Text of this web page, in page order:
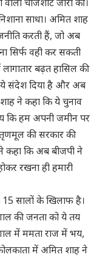
साधा। अमित शाह
करती हैं, जो अब
सिर्फ वही कर सकती
बढ़त हासिल की
ये संदेश दिया है और अब
ने कहा कि ये चुनाव
कि हम अपनी जमीन पर
तृणमूल की सरकार की
कहा कि अब बीजपी ने
रखना ही हमारी
15 सालों के खिलाफ है।
की जनता को ये तय
में ममता राज में भय,
में अमित शाह ने